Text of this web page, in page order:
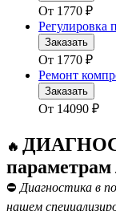
От 1770 ₽
Регулировка
Заказать
От 1770 ₽
Ремонт
Заказать
От 14090 ₽
🔥
параметрам .
⛔ Диагностика в
нашем